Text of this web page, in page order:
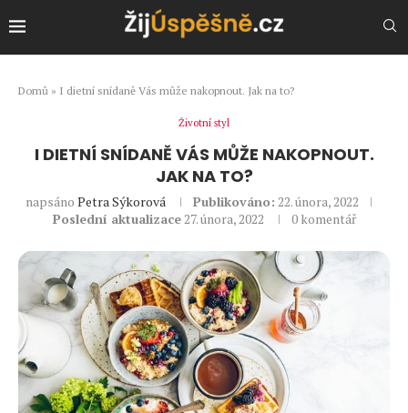
Domů » I dietní snídaně Vás může nakopnout. Jak na to?
Životní styl
I DIETNÍ SNÍDANĚ VÁS MŮŽE NAKOPNOUT.
JAK NA TO?
napsáno Petra Sýkorová Publikováno: 22. února, 2022
Poslední aktualizace27. února, 2022 0 komentář